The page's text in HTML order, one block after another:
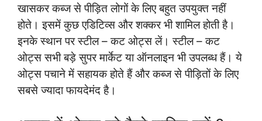
खासकर कब्ज से पीड़ित लोगों के लिए बहुत उपयुक्त नहीं
होते। इसमें कुछ एडिटिव्स और शक्कर भी शामिल होती है।
इनके स्थान पर स्टील – कट ओट्स लें। स्टील – कट
ओट्स सभी बड़े सुपर मार्केट या ऑनलाइन भी उपलब्ध हैं। ये
ओट्स पचाने में सहायक होते हैं और कब्ज से पीड़ितों के लिए
सबसे ज्यादा फायदेमंद है।